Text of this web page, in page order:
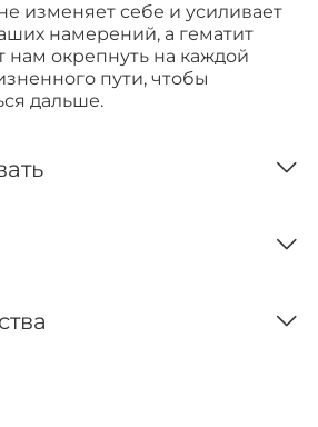
изменяет себе и усиливает
намерений, а гематит
нам окрепнуть на каждой
пути, чтобы
дальше.